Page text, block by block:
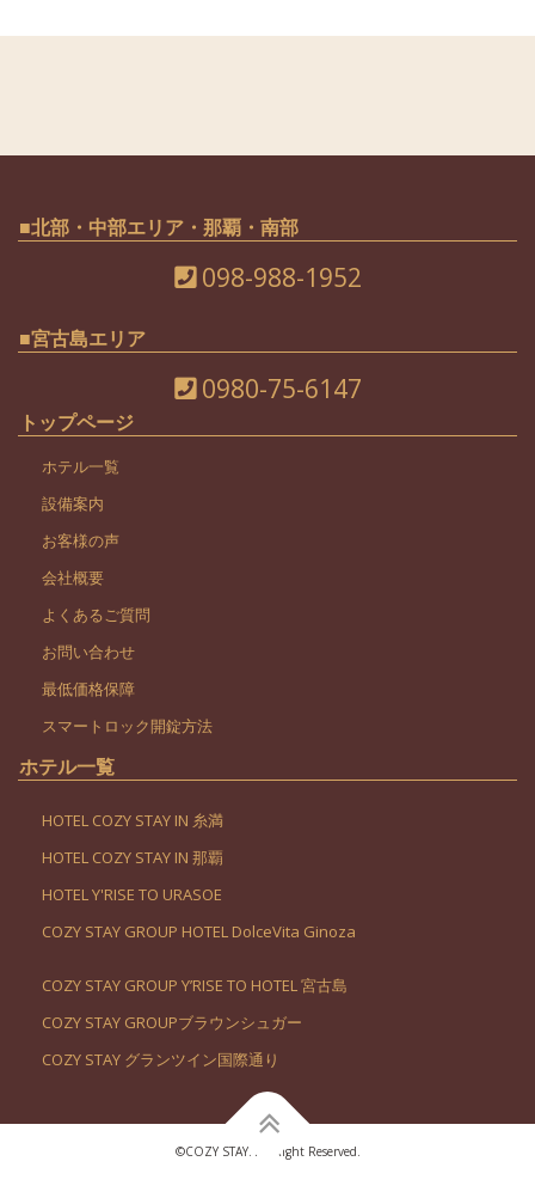
■北部・中部エリア・那覇・南部
098-988-1952
■宮古島エリア
0980-75-6147
トップページ
ホテル一覧
設備案内
お客様の声
会社概要
よくあるご質問
お問い合わせ
最低価格保障
スマートロック開錠方法
ホテル一覧
HOTEL COZY STAY IN 糸満
HOTEL COZY STAY IN 那覇
HOTEL Y'RISE TO URASOE
COZY STAY GROUP HOTEL DolceVita Ginoza
COZY STAY GROUP Y’RISE TO HOTEL 宮古島
COZY STAY GROUPブラウンシュガー
COZY STAY グランツイン国際通り
©︎COZY STAY. All Right Reserved.